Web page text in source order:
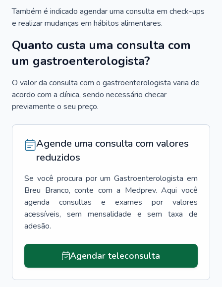
Também é indicado agendar uma consulta em check-ups
e realizar mudanças em hábitos alimentares.
Quanto custa uma consulta com
um gastroenterologista?
O valor da consulta com o gastroenterologista varia de
acordo com a clínica, sendo necessário checar
previamente o seu preço.
Agende uma consulta com valores
reduzidos
Se você procura por um Gastroenterologista em
Breu Branco, conte com a Medprev. Aqui você
agenda consultas e exames por valores
acessíveis, sem mensalidade e sem taxa de
adesão.
Agendar teleconsulta